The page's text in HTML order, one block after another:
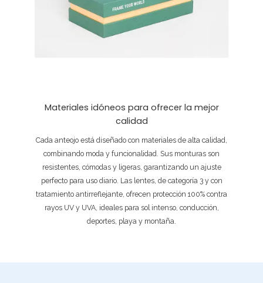
Materiales idóneos para ofrecer la mejor
calidad
Cada anteojo está diseñado con materiales de alta calidad,
combinando moda y funcionalidad. Sus monturas son
resistentes, cómodas y ligeras, garantizando un ajuste
perfecto para uso diario. Las lentes, de categoría 3 y con
tratamiento antirreflejante, ofrecen protección 100% contra
rayos UV y UVA, ideales para sol intenso, conducción,
deportes, playa y montaña.